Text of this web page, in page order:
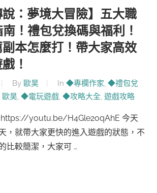
說：夢境大冒險】五大職
！禮包兌換碼與福利！
副本怎麼打！帶大家高效
！
By 歐昊 In ◆專欄作家, ◆禮包兌
歐昊, ◆電玩遊戲, ◆攻略大全, 遊戲攻略
https://youtu.be/H4Gle2oqAhE 今天
，就帶大家更快的進入遊戲的狀態，不
比較簡潔，大家可 …